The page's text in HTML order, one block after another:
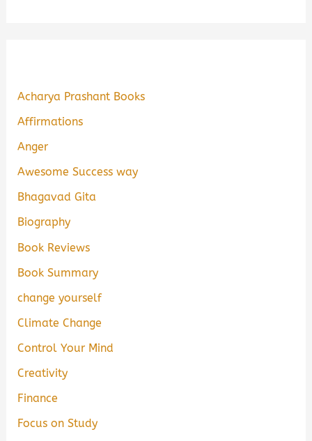
Acharya Prashant Books
Affirmations
Anger
Awesome Success way
Bhagavad Gita
Biography
Book Reviews
Book Summary
change yourself
Climate Change
Control Your Mind
Creativity
Finance
Focus on Study